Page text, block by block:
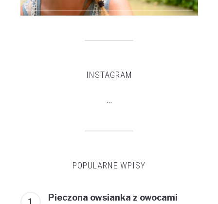
INSTAGRAM
…
POPULARNE WPISY
Pieczona owsianka z owocami